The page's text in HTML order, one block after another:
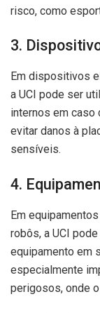
risco, como
3.
Em dispositivos
a UCI pode ser
internos em caso
evitar danos à
sensíveis.
4.
Em
robôs, a UCI
equipamento em
especialmente
perigosos, onde